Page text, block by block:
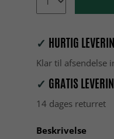
✓ HURTIG
Klar til afsendelse
✓ GRATIS
14 dages returret
Beskrivelse